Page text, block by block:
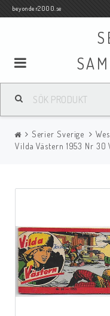
beyonder2000.se
Samlar- och Spelkort
Serier
Böcker
Film
Musik
Serier Sverige
Vilda Västern 1953 Nr 30